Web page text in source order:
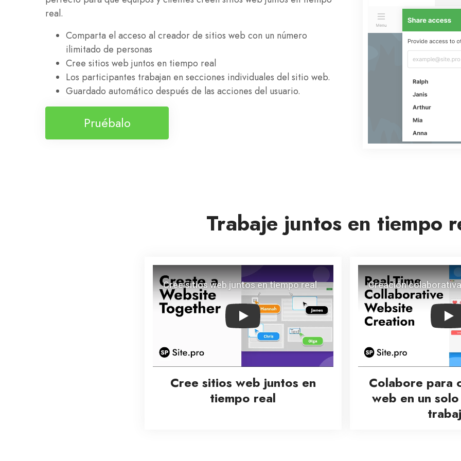
real.
Comparta el acceso al creador de sitios web con un número
ilimitado de personas
Cree sitios web juntos en tiempo real
Los participantes trabajan en secciones individuales del sitio web.
Guardado automático después de las acciones del usuario.
Pruébalo
Trabaje juntos en tiempo
Play
Cree sitios web juntos en
tiempo real
Colabore para
web en un